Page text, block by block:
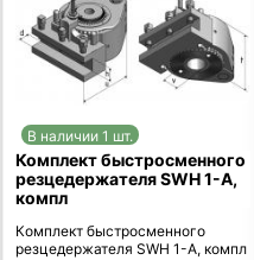
В наличии 1 шт.
Комплект быстросменного
резцедержателя SWH 1-A,
компл
Комплект быстросменного
резцедержателя SWH 1-A, компл